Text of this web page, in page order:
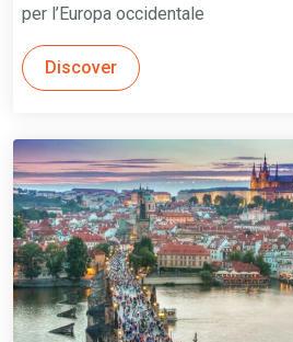
per l’Europa occidentale
Discover